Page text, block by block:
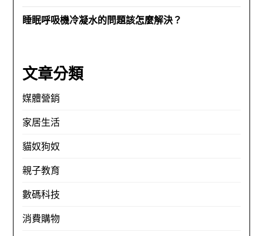
睡眠呼吸機冷凝水的問題該怎麼解決？
文章分類
媒體營銷
家居生活
貓奴狗奴
親子教育
數碼科技
消費購物